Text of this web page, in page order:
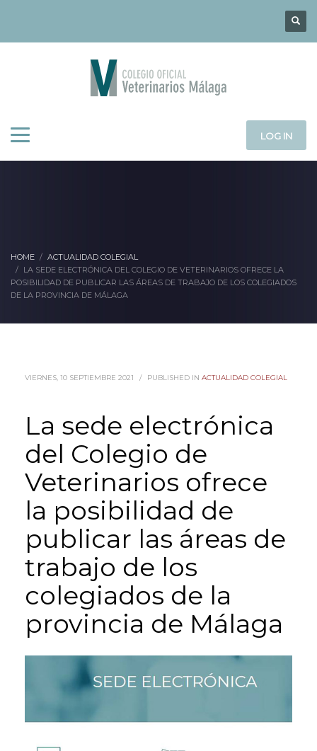
LOG IN
HOME
ACTUALIDAD COLEGIAL
LA SEDE ELECTRÓNICA DEL COLEGIO DE VETERINARIOS OFRECE LA
POSIBILIDAD DE PUBLICAR LAS ÁREAS DE TRABAJO DE LOS COLEGIADOS
DE LA PROVINCIA DE MÁLAGA
VIERNES, 10 SEPTIEMBRE 2021 / PUBLISHED IN ACTUALIDAD COLEGIAL
La sede electrónica
del Colegio de
Veterinarios ofrece
la posibilidad de
publicar las áreas de
trabajo de los
colegiados de la
provincia de Málaga